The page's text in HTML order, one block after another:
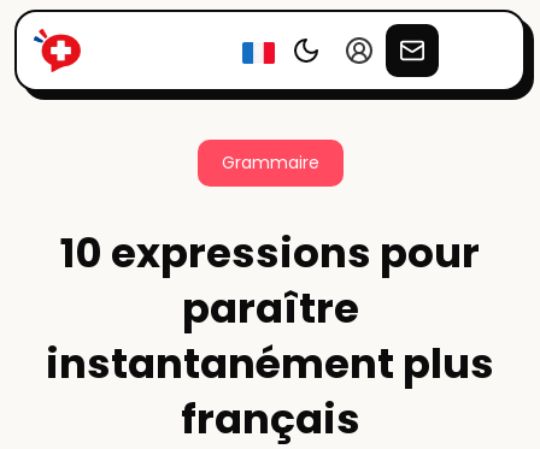
Grammaire
10 expressions pour
paraître
instantanément plus
français